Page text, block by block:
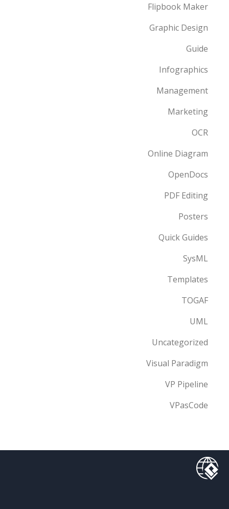
Flipbook Maker
Graphic Design
Guide
Infographics
Management
Marketing
OCR
Online Diagram
OpenDocs
PDF Editing
Posters
Quick Guides
SysML
Templates
TOGAF
UML
Uncategorized
Visual Paradigm
VP Pipeline
VPasCode